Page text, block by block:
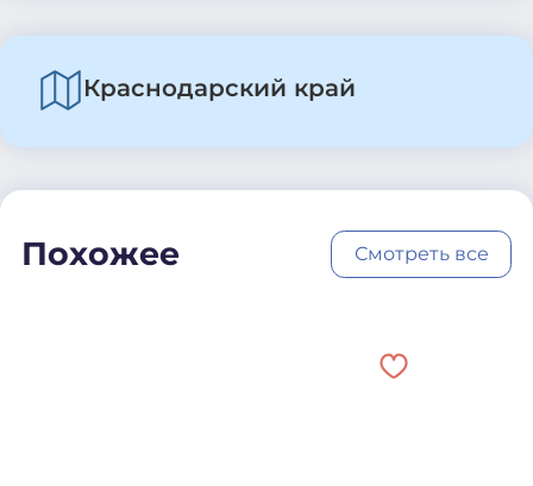
Краснодарский край
Похожее Смотреть все